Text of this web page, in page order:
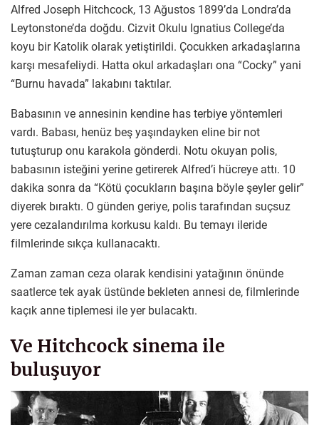
Alfred Joseph Hitchcock, 13 Ağustos 1899’da Londra’da
Leytonstone’da doğdu. Cizvit Okulu Ignatius College’da
koyu bir Katolik olarak yetiştirildi. Çocukken arkadaşlarına
karşı mesafeliydi. Hatta okul arkadaşları ona “Cocky” yani
“Burnu havada” lakabını taktılar.
Babasının ve annesinin kendine has terbiye yöntemleri
vardı. Babası, henüz beş yaşındayken eline bir not
tutuşturup onu karakola gönderdi. Notu okuyan polis,
babasının isteğini yerine getirerek Alfred’i hücreye attı. 10
dakika sonra da “Kötü çocukların başına böyle şeyler gelir”
diyerek bıraktı. O günden geriye, polis tarafından suçsuz
yere cezalandırılma korkusu kaldı. Bu temayı ileride
filmlerinde sıkça kullanacaktı.
Zaman zaman ceza olarak kendisini yatağının önünde
saatlerce tek ayak üstünde bekleten annesi de, filmlerinde
kaçık anne tiplemesi ile yer bulacaktı.
Ve Hitchcock sinema ile
buluşuyor